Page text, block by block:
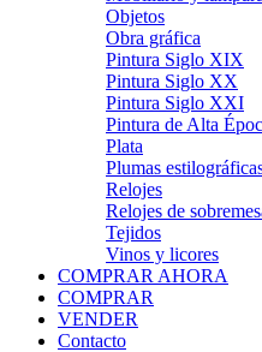
Objetos
Obra gráfica
Pintura Siglo XIX
Pintura Siglo XX
Pintura Siglo XXI
Pintura de Alta
Plata
Plumas
Relojes
Relojes de
Tejidos
Vinos y licores
COMPRAR AHORA
COMPRAR
VENDER
Contacto